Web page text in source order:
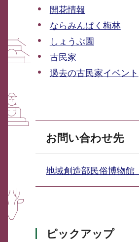
開花情報
ならみんぱく梅林
しょうぶ園
古民家
過去の古民家イベント
お問い合わせ先
地域創造部民俗博物館
ピックアップ